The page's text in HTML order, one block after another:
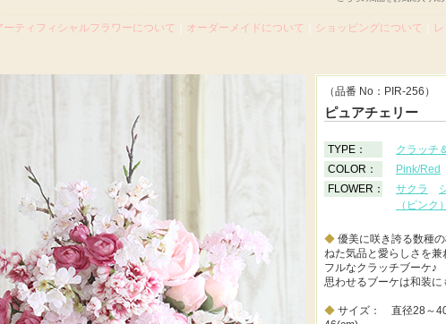
ーティフィシャルフラワーについて オーダーメイドについて ショッピングについて
（品番 No：PIR-256）
ピュアチェリー
TYPE：
クラッチ
COLOR：
Pink/Red
FLOWER：
サクラ
（ピンク）
◆ 優美に咲き誇る数種
ねた気品と愛らしさを兼
フルなクラッチブーケ♪
思わせるブーケは和装に
◆ サイズ： 直径28～